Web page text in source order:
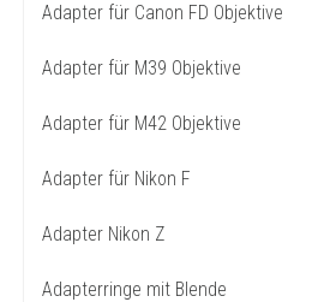
Adapter für Canon FD Objektive
Adapter für M39 Objektive
Adapter für M42 Objektive
Adapter für Nikon F
Adapter Nikon Z
Adapterringe mit Blende